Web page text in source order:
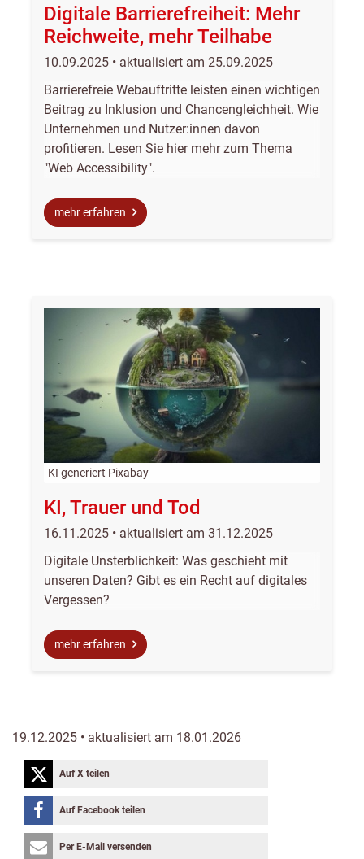
Digitale Barrierefreiheit: Mehr
Reichweite, mehr Teilhabe
10.09.2025 • aktualisiert am 25.09.2025
Barrierefreie Webauftritte leisten einen wichtigen
Beitrag zu Inklusion und Chancengleichheit. Wie
Unternehmen und Nutzer:innen davon
profitieren. Lesen Sie hier mehr zum Thema
"Web Accessibility".
mehr erfahren
KI generiert Pixabay
KI, Trauer und Tod
16.11.2025 • aktualisiert am 31.12.2025
Digitale Unsterblichkeit: Was geschieht mit
unseren Daten? Gibt es ein Recht auf digitales
Vergessen?
mehr erfahren
19.12.2025 • aktualisiert am 18.01.2026
Auf X teilen
Auf Facebook teilen
Per E-Mail versenden